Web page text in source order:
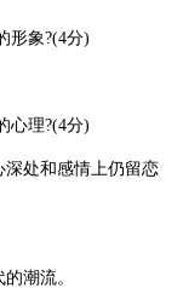
形象?(4分)
心理?(4分)
处和感情上仍留恋
潮流。